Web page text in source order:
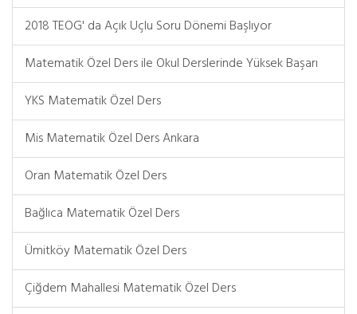
2018 TEOG' da Açık Uçlu Soru Dönemi Başlıyor
Matematik Özel Ders ile Okul Derslerinde Yüksek Başarı
YKS Matematik Özel Ders
Mis Matematik Özel Ders Ankara
Oran Matematik Özel Ders
Bağlıca Matematik Özel Ders
Ümitköy Matematik Özel Ders
Çiğdem Mahallesi Matematik Özel Ders